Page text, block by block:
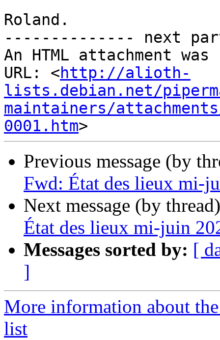
Roland.
-------------- next
An HTML attachment
URL: <http://alioth-
lists.debian.net/
maintainers/
0001.htm
Previous message (by
Fwd: État des lieux mi-
Next message (by
État des lieux mi-juin
Messages sorted by: [
]
More information about
list